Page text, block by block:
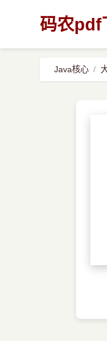
码农pdf
Java核心